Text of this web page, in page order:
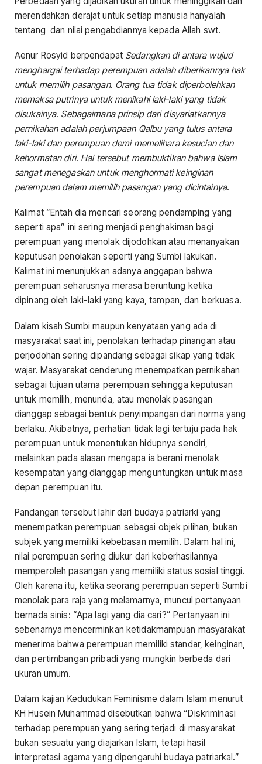
merendahkan derajat untuk setiap manusia hanyalah
tentang dan nilai pengabdiannya kepada Allah swt.
Aenur Rosyid berpendapat Sedangkan di antara wujud
menghargai terhadap perempuan adalah diberikannya hak
untuk memilih pasangan. Orang tua tidak diperbolehkan
memaksa putrinya untuk menikahi laki-laki yang tidak
disukainya. Sebagaimana prinsip dari disyariatkannya
pernikahan adalah perjumpaan Qalbu yang tulus antara
laki-laki dan perempuan demi memelihara kesucian dan
kehormatan diri. Hal tersebut membuktikan bahwa Islam
sangat menegaskan untuk menghormati keinginan
perempuan dalam memilih pasangan yang dicintainya.
Kalimat “Entah dia mencari seorang pendamping yang
seperti apa” ini sering menjadi penghakiman bagi
perempuan yang menolak dijodohkan atau menanyakan
keputusan penolakan seperti yang Sumbi lakukan.
Kalimat ini menunjukkan adanya anggapan bahwa
perempuan seharusnya merasa beruntung ketika
dipinang oleh laki-laki yang kaya, tampan, dan berkuasa.
Dalam kisah Sumbi maupun kenyataan yang ada di
masyarakat saat ini, penolakan terhadap pinangan atau
perjodohan sering dipandang sebagai sikap yang tidak
wajar. Masyarakat cenderung menempatkan pernikahan
sebagai tujuan utama perempuan sehingga keputusan
untuk memilih, menunda, atau menolak pasangan
dianggap sebagai bentuk penyimpangan dari norma yang
berlaku. Akibatnya, perhatian tidak lagi tertuju pada hak
perempuan untuk menentukan hidupnya sendiri,
melainkan pada alasan mengapa ia berani menolak
kesempatan yang dianggap menguntungkan untuk masa
depan perempuan itu.
Pandangan tersebut lahir dari budaya patriarki yang
menempatkan perempuan sebagai objek pilihan, bukan
subjek yang memiliki kebebasan memilih. Dalam hal ini,
nilai perempuan sering diukur dari keberhasilannya
memperoleh pasangan yang memiliki status sosial tinggi.
Oleh karena itu, ketika seorang perempuan seperti Sumbi
menolak para raja yang melamarnya, muncul pertanyaan
bernada sinis: “Apa lagi yang dia cari?” Pertanyaan ini
sebenarnya mencerminkan ketidakmampuan masyarakat
menerima bahwa perempuan memiliki standar, keinginan,
dan pertimbangan pribadi yang mungkin berbeda dari
ukuran umum.
Dalam kajian Kedudukan Feminisme dalam Islam menurut
KH Husein Muhammad disebutkan bahwa “Diskriminasi
terhadap perempuan yang sering terjadi di masyarakat
bukan sesuatu yang diajarkan Islam, tetapi hasil
interpretasi agama yang dipengaruhi budaya patriarkal.”